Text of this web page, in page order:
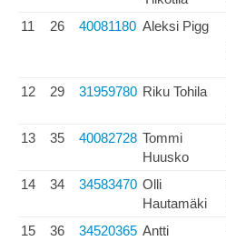
11 26 40081180 Aleksi Pigg
12 29 31959780 Riku Tohila
13 35 40082728 Tommi
Huusko
14 34 34583470 Olli
Hautamäki
15 36 34520365 Antti